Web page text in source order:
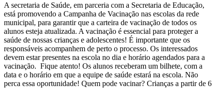
A secretaria de Saúde, em parceria com a Secretaria de Educação,
está promovendo a Campanha de Vacinação nas escolas da rede
municipal, para garantir que a carteira de vacinação de todos os
alunos esteja atualizada. A vacinação é essencial para proteger a
saúde de nossas crianças e adolescentes! É importante que os
responsáveis acompanhem de perto o processo. Os interessados
devem estar presentes na escola no dia e horário agendados para a
vacinação. Fique atento! Os alunos receberam um bilhete, com a
data e o horário em que a equipe de saúde estará na escola. Não
perca essa oportunidade! Quem pode vacinar? Crianças a partir de 6